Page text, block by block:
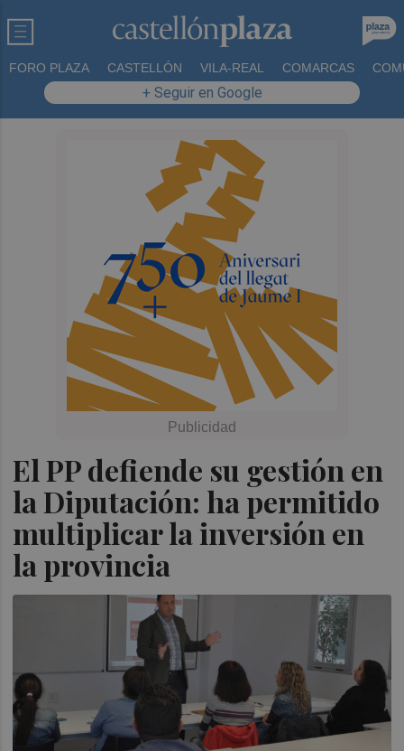
FORO PLAZA CASTELLÓN VILA-REAL COMARCAS
+ Seguir en Google
El PP defiende su gestión en
la Diputación: ha permitido
multiplicar la inversión en
la provincia